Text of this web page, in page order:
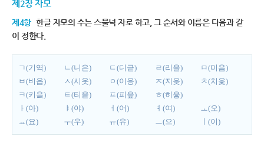
제2장 자모
제4항 한글 자모의 수는 스물넉 자로 하고, 그 순서와 이름은 다음과 같
이 정한다.
ㄱ(기역) ㄴ(니은) ㄷ(디귿) ㄹ(리을)
ㅁ(미음)
ㅂ(비읍)
ㅅ(시옷) ㅇ(이응) ㅈ(지읒)
ㅊ(치읓)
ㅋ(키읔)
ㅌ(티읕) ㅍ(피읖)
ㅎ(히읗)
ㅏ(아)
ㅑ(야) ㅓ(어) ㅕ(여)
ㅗ(오)
ㅛ(요)
ㅜ(우) ㅠ(유) ㅡ(으) ㅣ(이)